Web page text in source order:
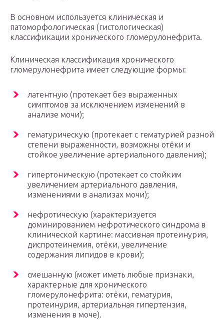
В основном используется клиническая и
патоморфологическая (гистологическая)
классификации хронического гломерулонефрита.
Клиническая классификация хронического
гломерулонефрита имеет следующие формы:
латентную (протекает без выраженных
симптомов за исключением изменений в
анализе мочи);
гематурическую (протекает с гематурией разной
степени выраженности, возможны отёки и
стойкое увеличение артериального давления);
гипертоническую (протекает со стойким
увеличением артериального давления,
изменениями в анализах мочи);
нефротическую (характеризуется
доминированием нефротического синдрома в
клинической картине: массивная протеинурия,
диспротеинемия, отёки, увеличение
содержания липидов в крови);
смешанную (может иметь любые признаки,
характерные для хронического
гломерулонефрита: отёки, гематурия,
протеинурия, артериальная гипертензия,
изменения в моче).